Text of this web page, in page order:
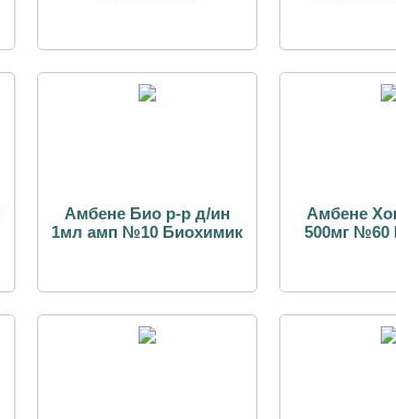
Амбене Био р-р д/ин
1мл амп №10 Биохимик
Амбене
500мг №60